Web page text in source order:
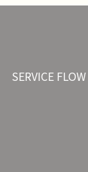
SERVICE FLOW